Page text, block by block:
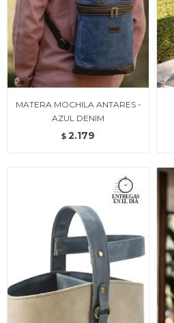
MATERA MOCHILA ANTARES -
AZUL DENIM
$ 2.179